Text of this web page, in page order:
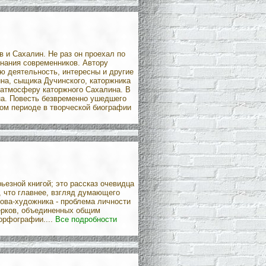
и Сахалин. Не раз он проехал по
современников. Автору
деятельность, интересны и другие
сыщика Дучинского, каторжника
каторжного Сахалина. В
Повесть безвременно ушедшего
периоде в творческой биографии
книгой; это рассказ очевидца
что главнее, взгляд думающего
художника - проблема личности
объединенных общим
Все подробности